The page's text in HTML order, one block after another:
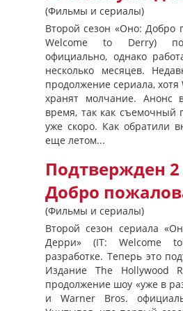
(Фильмы и сериалы)
Второй сезон «Оно: Добро
Welcome to Derry)
официально, однако
несколько месяцев.
продолжение сериала,
хранят молчание. Анонс
время, так как съемочный
уже скоро. Как обратили
еще летом...
Подтвержден
Добро
(Фильмы и сериалы)
Второй сезон сериала
Дерри» (IT: Welcome
разработке. Теперь это
Издание The Hollywood
продолжение шоу «уже в
и Warner Bros.